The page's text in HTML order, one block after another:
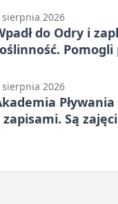
sierpnia 2026
do Odry i
sierpnia 2026
zapisami. Są